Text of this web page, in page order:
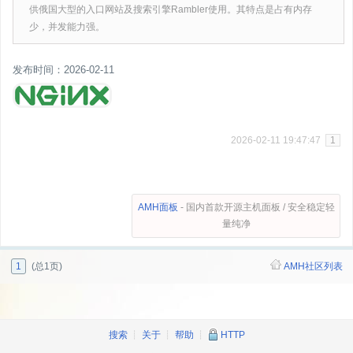
供俄国大型的入口网站及搜索引擎Rambler使用。其特点是占有内存
少，并发能力强。
发布时间：2026-02-11
2026-02-11 19:47:47 1
AMH面板 - 国内首款开源主机面板 / 安全稳定轻
量纯净
1 (总1页) AMH社区列表
搜索┊ 关于┊ 帮助 HTTP